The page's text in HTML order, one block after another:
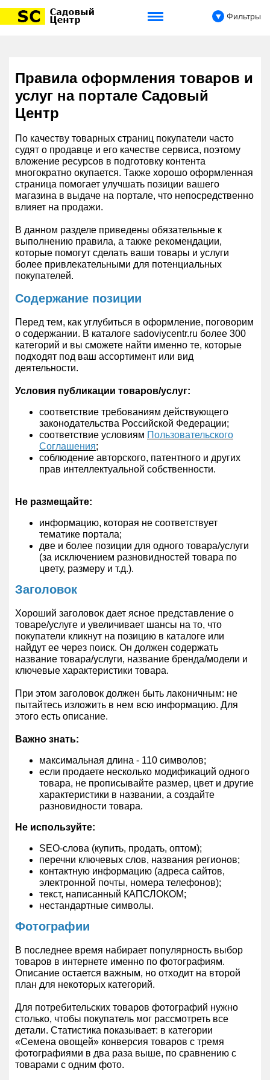
Фильтры
Правила оформления товаров и
услуг на портале Садовый
Центр
По качеству товарных страниц покупатели часто
судят о продавце и его качестве сервиса, поэтому
вложение ресурсов в подготовку контента
многократно окупается. Также хорошо оформленная
страница помогает улучшать позиции вашего
магазина в выдаче на портале, что непосредственно
влияет на продажи.
В данном разделе приведены обязательные к
выполнению правила, а также рекомендации,
которые помогут сделать ваши товары и услуги
более привлекательными для потенциальных
покупателей.
Содержание позиции
Перед тем, как углубиться в оформление, поговорим
о содержании. В каталоге sadoviycentr.ru более 300
категорий и вы сможете найти именно те, которые
подходят под ваш ассортимент или вид
деятельности.
Условия публикации товаров/услуг:
соответствие требованиям действующего
законодательства Российской Федерации;
соответствие условиям Пользовательского
Соглашения;
соблюдение авторского, патентного и других
прав интеллектуальной собственности.
Не размещайте:
информацию, которая не соответствует
тематике портала;
две и более позиции для одного товара/услуги
(за исключением разновидностей товара по
цвету, размеру и т.д.).
Заголовок
Хороший заголовок дает ясное представление о
товаре/услуге и увеличивает шансы на то, что
покупатели кликнут на позицию в каталоге или
найдут ее через поиск. Он должен содержать
название товара/услуги, название бренда/модели и
ключевые характеристики товара.
При этом заголовок должен быть лаконичным: не
пытайтесь изложить в нем всю информацию. Для
этого есть описание.
Важно знать:
максимальная длина - 110 символов;
если продаете несколько модификаций одного
товара, не прописывайте размер, цвет и другие
характеристики в названии, а создайте
разновидности товара.
Не используйте:
SEO-слова (купить, продать, оптом);
перечни ключевых слов, названия регионов;
контактную информацию (адреса сайтов,
электронной почты, номера телефонов);
текст, написанный КАПСЛОКОМ;
нестандартные символы.
Фотографии
В последнее время набирает популярность выбор
товаров в интернете именно по фотографиям.
Описание остается важным, но отходит на второй
план для некоторых категорий.
Для потребительских товаров фотографий нужно
столько, чтобы покупатель мог рассмотреть все
детали. Статистика показывает: в категории
«Семена овощей» конверсия товаров с тремя
фотографиями в два раза выше, по сравнению с
товарами с одним фото.